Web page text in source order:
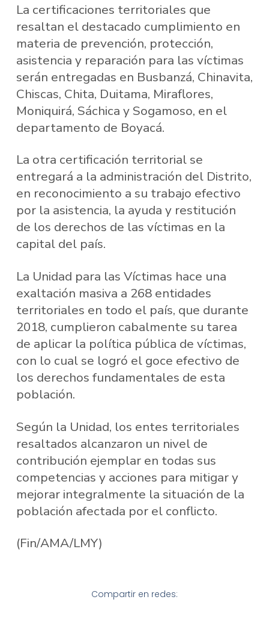
La certificaciones territoriales que
resaltan el destacado cumplimiento en
materia de prevención, protección,
asistencia y reparación para las víctimas
serán entregadas en Busbanzá, Chinavita,
Chiscas, Chita, Duitama, Miraflores,
Moniquirá, Sáchica y Sogamoso, en el
departamento de Boyacá.
La otra certificación territorial se
entregará a la administración del Distrito,
en reconocimiento a su trabajo efectivo
por la asistencia, la ayuda y restitución
de los derechos de las víctimas en la
capital del país.
La Unidad para las Víctimas hace una
exaltación masiva a 268 entidades
territoriales en todo el país, que durante
2018, cumplieron cabalmente su tarea
de aplicar la política pública de víctimas,
con lo cual se logró el goce efectivo de
los derechos fundamentales de esta
población.
Según la Unidad, los entes territoriales
resaltados alcanzaron un nivel de
contribución ejemplar en todas sus
competencias y acciones para mitigar y
mejorar integralmente la situación de la
población afectada por el conflicto.
(Fin/AMA/LMY)
Compartir en redes: